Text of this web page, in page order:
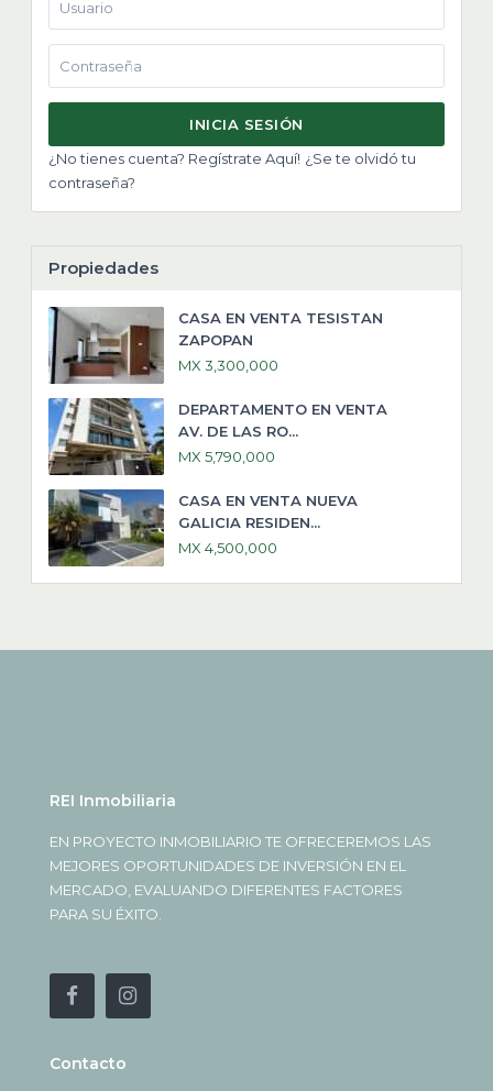
INICIA SESIÓN
¿No tienes cuenta? Regístrate Aquí! ¿Se te olvidó tu
contraseña?
Propiedades
CASA EN VENTA TESISTAN
ZAPOPAN
MX 3,300,000
DEPARTAMENTO EN VENTA
AV. DE LAS RO...
MX 5,790,000
CASA EN VENTA NUEVA
GALICIA RESIDEN...
MX 4,500,000
REI Inmobiliaria
EN PROYECTO INMOBILIARIO TE OFRECEREMOS LAS
MEJORES OPORTUNIDADES DE INVERSIÓN EN EL
MERCADO, EVALUANDO DIFERENTES FACTORES
PARA SU ÉXITO.
Contacto